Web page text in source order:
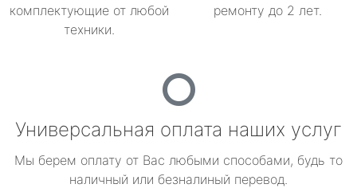
комплектующие от любой
техники.
ремонту до 2 лет.
Универсальная оплата наших услуг
Мы берем оплату от Вас любыми способами, будь то
наличный или безналиный перевод.